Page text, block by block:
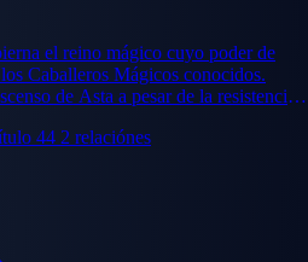
el reino mágico cuyo poder de
Caballeros Mágicos conocidos.
de Asta a pesar de la resistencia
44 2 relaciónes